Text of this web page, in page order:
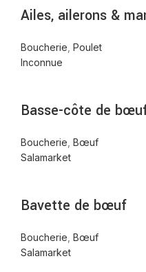
Ailes, ailerons &
Boucherie Poulet
Inconnue
Basse-côte de
Boucherie Bœuf
Salamarket
Bavette de bœuf
Boucherie Bœuf
Salamarket